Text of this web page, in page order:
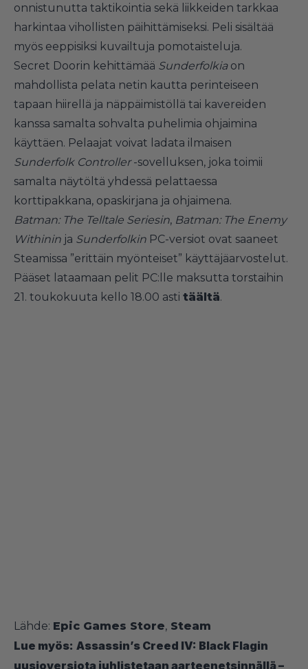
onnistunutta taktikointia sekä liikkeiden tarkkaa
harkintaa vihollisten päihittämiseksi. Peli sisältää
myös eeppisiksi kuvailtuja pomotaisteluja.
Secret Doorin kehittämää Sunderfolkia on
mahdollista pelata netin kautta perinteiseen
tapaan hiirellä ja näppäimistöllä tai kavereiden
kanssa samalta sohvalta puhelimia ohjaimina
käyttäen. Pelaajat voivat ladata ilmaisen
Sunderfolk Controller-sovelluksen, joka toimii
samalta näytöltä yhdessä pelattaessa
korttipakkana, opaskirjana ja ohjaimena.
Batman: The Telltale Seriesin, Batman: The Enemy
Withinin ja Sunderfolkin PC-versiot ovat saaneet
Steamissa ”erittäin myönteiset” käyttäjäarvostelut.
Pääset lataamaan pelit PC:lle maksutta torstaihin
21. toukokuuta kello 18.00 asti täältä.
Lähde: Epic Games Store, Steam
Lue myös: Assassin’s Creed IV: Black Flagin
uusioversiota juhlistetaan aarteenetsinnällä –